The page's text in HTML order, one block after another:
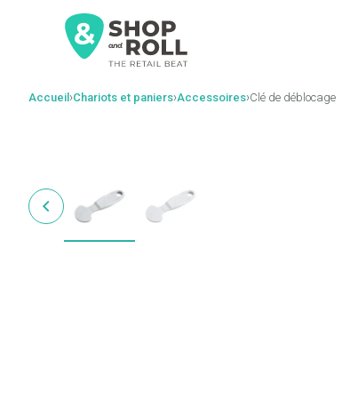
contenido
Accueil›Chariots et paniers›Accessoires›Clé de déblocage